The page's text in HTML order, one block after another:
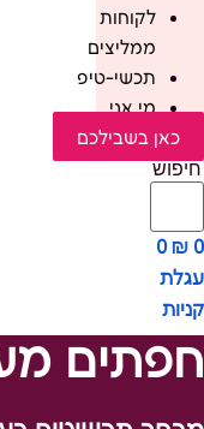
לקוחות
ממליצים
תכשי-טיפ
מי אני
כאן בשבילכם
חיפוש
₪ 0
0
עגלת
קניות
חפתים